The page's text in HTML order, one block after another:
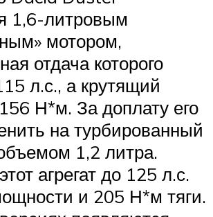
1,6-литровым
мотором,
отдача которого
л.с., а крутящий
Н*м. За доплату его
на турбированный
1,2 литра.
агрегат до 125 л.с.
и 205 Н*м тяги.